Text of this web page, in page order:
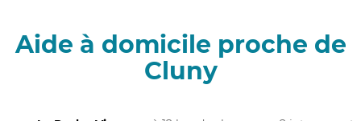
Aide à domicile proche de
Cluny